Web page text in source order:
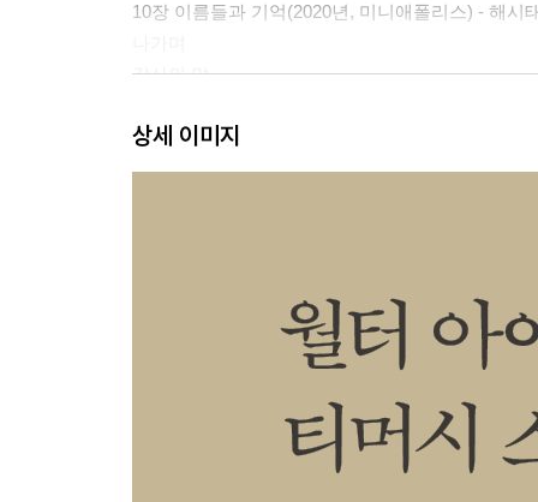
10장 이름들과 기억(2020년, 미니애폴리스) - 해시
감사의 말
찾아보기
상세 이미지